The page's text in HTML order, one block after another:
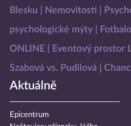
Blesku
Nemovitosti
psychologické mýty
ONLINE
Eventový prostor
Szabová vs. Pudilová
Aktuálně
Epicentrum